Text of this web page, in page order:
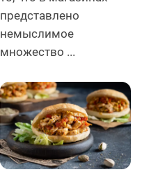
представлено
немыслимое
множество ...